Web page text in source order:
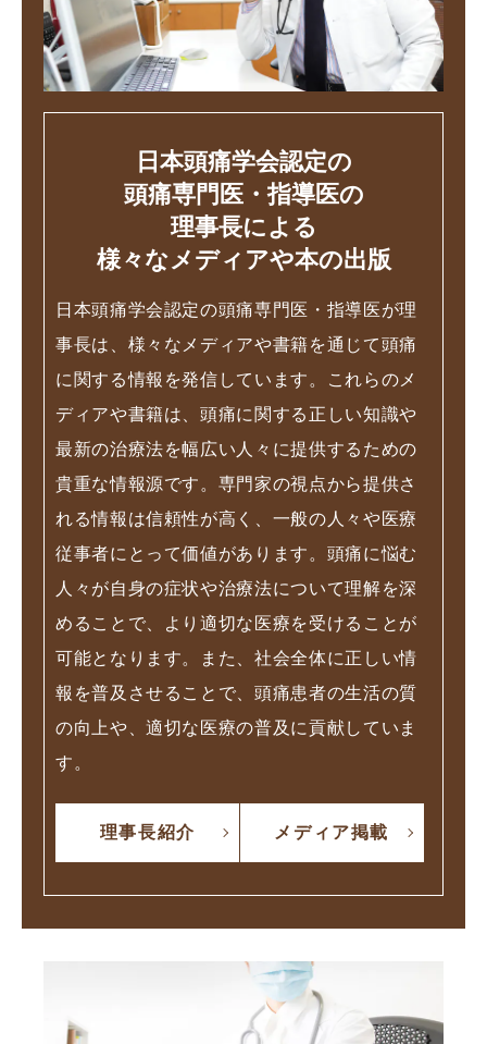
日本頭痛学会認定の
頭痛専門医・指導医の
理事長による
様々なメディアや本の出版
日本頭痛学会認定の頭痛専門医・指導医が理
事長は、様々なメディアや書籍を通じて頭痛
に関する情報を発信しています。これらのメ
ディアや書籍は、頭痛に関する正しい知識や
最新の治療法を幅広い人々に提供するための
貴重な情報源です。専門家の視点から提供さ
れる情報は信頼性が高く、一般の人々や医療
従事者にとって価値があります。頭痛に悩む
人々が自身の症状や治療法について理解を深
めることで、より適切な医療を受けることが
可能となります。また、社会全体に正しい情
報を普及させることで、頭痛患者の生活の質
の向上や、適切な医療の普及に貢献していま
す。
理事長紹介 メディア掲載